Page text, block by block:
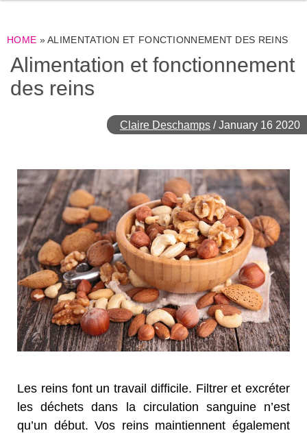
HOME »ALIMENTATION ET FONCTIONNEMENT DES REINS
Alimentation et fonctionnement
des reins
Claire Deschamps /January 16 2020
Les reins font un travail difficile. Filtrer et excréter
les déchets dans la circulation sanguine n’est
qu’un début. Vos reins maintiennent également